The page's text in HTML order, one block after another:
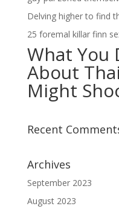
Delving higher to find
25 foremal killar finn
What You
About
Might
Recent
Archives
September 2023
August 2023